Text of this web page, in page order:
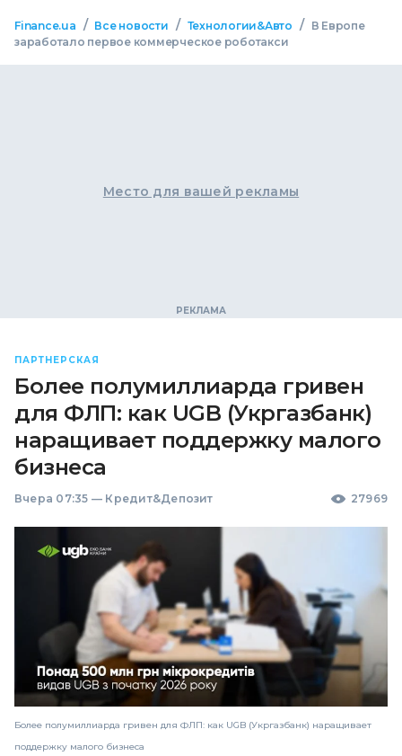
Finance.ua / Все новости / Технологии&Авто /
В Европе
заработало первое коммерческое роботакси
Место для вашей рекламы
ПАРТНЕРСКАЯ
Более полумиллиарда гривен
для ФЛП: как UGB (Укргазбанк)
наращивает поддержку малого
бизнеса
Вчера 07:35 — Кредит&Депозит 27969
Более полумиллиарда гривен для ФЛП: как UGB (Укргазбанк) наращивает
поддержку малого бизнеса